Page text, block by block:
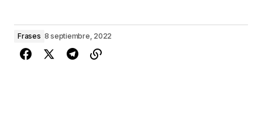
Frases 8 septiembre, 2022